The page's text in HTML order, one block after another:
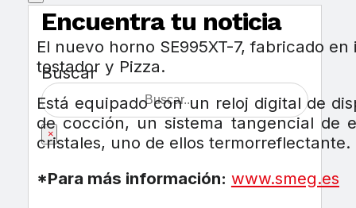
Encuentra tu noticia
Buscar
×
El nuevo horno SE995XT-7, fabricado
tostador y Pizza.
Está equipado con un reloj digital de
de cocción, un sistema tangencial de
cristales, uno de ellos
*Para más información: www.smeg.es